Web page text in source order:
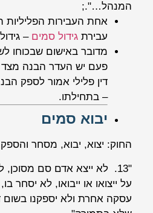
המנהל…".;
אחת העבירות הפליליות
עבירת גידול סמים –
מדובר באישום שבכוחו
פעם יש העדר הבנה מצד
דין פלילי אמור לספק
– בתחילתו.
יבוא סמים
החוק: יצוא, יבוא, מסחר
"13. לא ייצא אדם סם מסוכן,
על ייצואו או ייבואו, לא יסחר
עסקה אחרת ולא יספקנו בשום